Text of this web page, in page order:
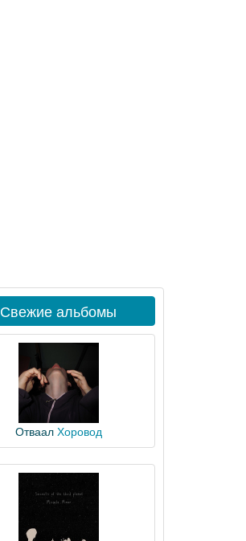
Свежие альбомы
Отваал Хоровод